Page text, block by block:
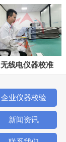
无线电仪器校准
企业仪器校验
新闻资讯